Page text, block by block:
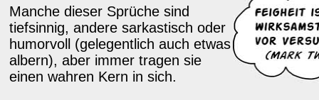
Manche dieser Sprüche sind
tiefsinnig, andere sarkastisch oder
humorvoll (gelegentlich auch etwas
albern), aber immer tragen sie
einen wahren Kern in sich.